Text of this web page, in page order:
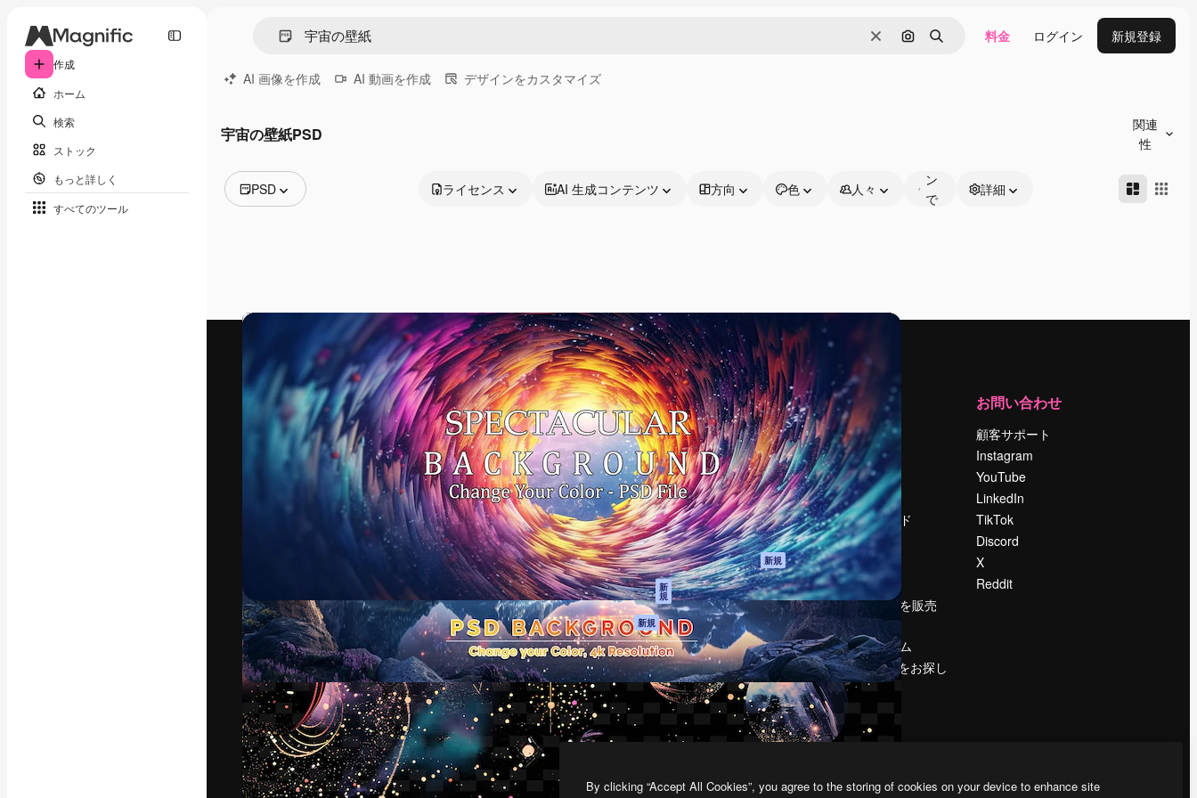
作成
ホーム
検索
ストック
もっと詳しく
すべてのツール
消去 画像で検索
検索 料金 ログイン 新規登録
AI 画像を作成 AI 動画を作成 デザインをカスタマイズ
宇宙の壁紙PSD
関連
性
PSD
動画
モーショングラフィックス
動画テンプレート
アイコン
3D モデル
フォント
ライセンス AI 生成コンテンツ 方向 色 人々
ン
で
詳細
最高のクリエイティブ制作を導くためのプラ
ットフォーム。クリエイター、企業、代理
店、スタジオを含む100万人以上が利用して
います。
日本語
製品
Spaces
AI アシスタント
AI 画像生成ツール
AI 動画生成ツール
AI 音声合成ツール
ストックコンテン
ツ
Claude/ChatGPT
向けMCP
新
規
エージェント 新規
API
モバイルアプリ
すべてのMagnificツ
ール
はじめに
Academy
ドキュメント
サポート
利用規約
プライバシーポリ
シー
オリジナル 新規
クッキーポリシー
トラストセンター
アフィリエイト
法人向け
運営
料金
会社概要
Reviews
採用情報
検索トレンド
ブログ
イベント
Slidesgo
コンテンツを販売
する
プレスルーム
magnific.aiをお探し
ですか？
お問い合わせ
顧客サポート
Instagram
YouTube
LinkedIn
TikTok
Discord
X
Reddit
Copyright © 2010-2026Freepik Company S.L.U.
By clicking “Accept All Cookies”, you agree to the storing of cookies on your device to enhance site